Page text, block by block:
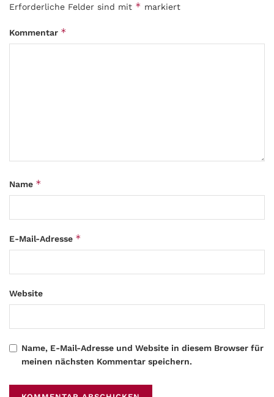
Erforderliche Felder sind mit * markiert
Kommentar *
Name *
E-Mail-Adresse *
Website
Name, E-Mail-Adresse und Website in diesem Browser für
meinen nächsten Kommentar speichern.